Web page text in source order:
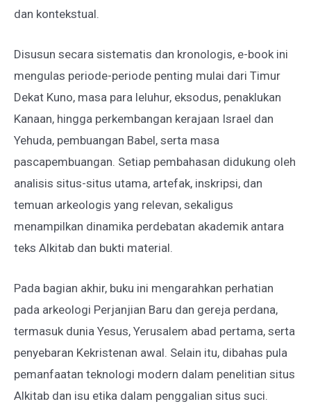
dan kontekstual.
Disusun secara sistematis dan kronologis, e-book ini
mengulas periode-periode penting mulai dari Timur
Dekat Kuno, masa para leluhur, eksodus, penaklukan
Kanaan, hingga perkembangan kerajaan Israel dan
Yehuda, pembuangan Babel, serta masa
pascapembuangan. Setiap pembahasan didukung oleh
analisis situs-situs utama, artefak, inskripsi, dan
temuan arkeologis yang relevan, sekaligus
menampilkan dinamika perdebatan akademik antara
teks Alkitab dan bukti material.
Pada bagian akhir, buku ini mengarahkan perhatian
pada arkeologi Perjanjian Baru dan gereja perdana,
termasuk dunia Yesus, Yerusalem abad pertama, serta
penyebaran Kekristenan awal. Selain itu, dibahas pula
pemanfaatan teknologi modern dalam penelitian situs
Alkitab dan isu etika dalam penggalian situs suci.